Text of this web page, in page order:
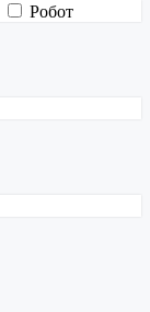
Робот